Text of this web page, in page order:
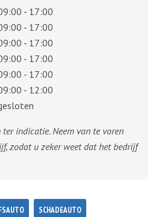
- 17:00
- 17:00
- 17:00
- 17:00
- 17:00
- 12:00
indicatie. Neem van te voren
zodat u zeker weet dat het bedrijf
SCHADEAUTO